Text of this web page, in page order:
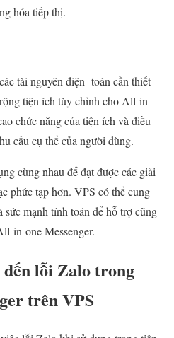
hóa tiếp thị.
tài nguyên điện toán cần thiết
tiện ích tùy chỉnh cho All-in-
chức năng của tiện ích và điều
cầu cụ thể của người dùng.
cùng nhau để đạt được các giải
phức tạp hơn. VPS có thể cung
sức mạnh tính toán để hỗ trợ cũng
in-one Messenger.
đến lỗi Zalo trong
trên VPS